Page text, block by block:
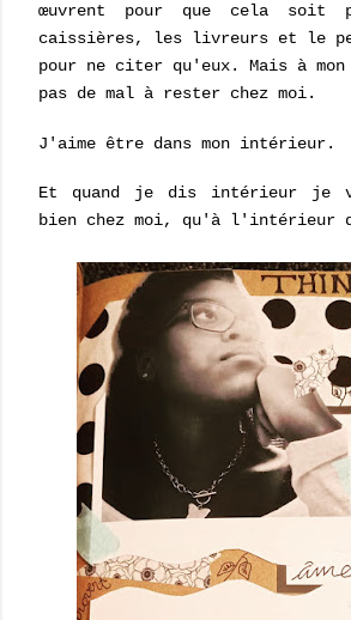
œuvrent pour que cela soit
caissières, les livreurs et le
pour ne citer qu'eux. Mais à
pas de mal à rester chez moi.
J'aime être dans mon intérieur.
Et quand je dis intérieur je
bien chez moi, qu'à l'intérieur